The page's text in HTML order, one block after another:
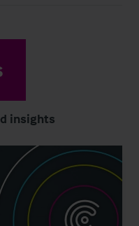
insights